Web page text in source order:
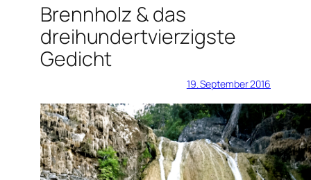
Brennholz & das
dreihundertvierzigste
Gedicht
19. September 2016